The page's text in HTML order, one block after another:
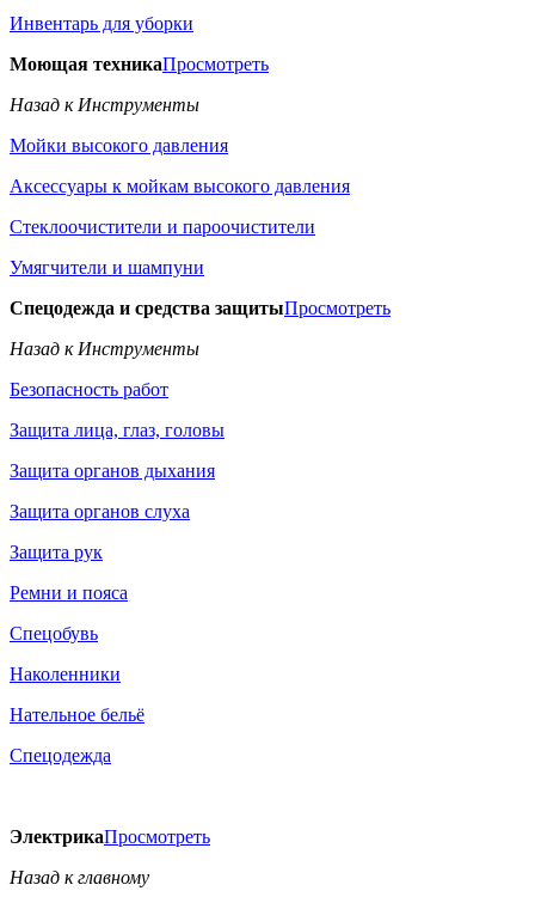
Инвентарь для уборки
Моющая техникаПросмотреть
Назад к Инструменты
Мойки высокого давления
Аксессуары к мойкам высокого давления
Стеклоочистители и пароочистители
Умягчители и шампуни
Спецодежда и средства защитыПросмотреть
Назад к Инструменты
Безопасность работ
Защита лица, глаз, головы
Защита органов дыхания
Защита органов слуха
Защита рук
Ремни и пояса
Спецобувь
Наколенники
Нательное бельё
Спецодежда
ЭлектрикаПросмотреть
Назад к главному